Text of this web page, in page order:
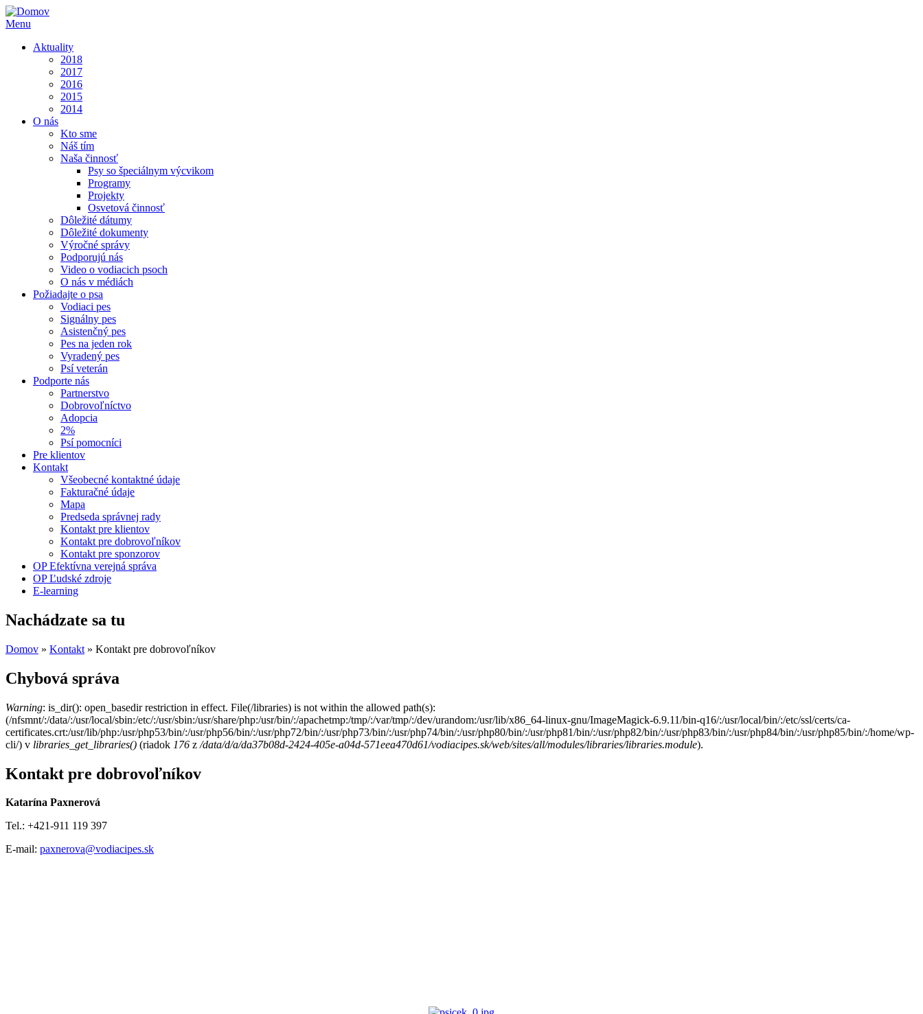
Menu
Aktuality
2018
2017
2016
2015
2014
O nás
Kto sme
Náš tím
Naša činnosť
Psy so špeciálnym výcvikom
Programy
Projekty
Osvetová činnosť
Dôležité dátumy
Dôležité dokumenty
Výročné správy
Podporujú nás
Video o vodiacich psoch
O nás v médiách
Požiadajte o psa
Vodiaci pes
Signálny pes
Asistenčný pes
Pes na jeden rok
Vyradený pes
Psí veterán
Podporte nás
Partnerstvo
Dobrovoľníctvo
Adopcia
2%
Psí pomocníci
Pre klientov
Kontakt
Všeobecné kontaktné údaje
Fakturačné údaje
Mapa
Predseda správnej rady
Kontakt pre klientov
Kontakt pre dobrovoľníkov
Kontakt pre sponzorov
OP Efektívna verejná správa
OP Ľudské zdroje
E-learning
Nachádzate sa tu
Domov » Kontakt » Kontakt pre dobrovoľníkov
Chybová správa
Warning: is_dir(): open_basedir restriction in effect. File(/libraries) is not within the allowed path(s):
(/nfsmnt/:/data/:/usr/local/sbin:/etc/:/usr/sbin:/usr/share/php:/usr/bin/:/apachetmp:/tmp/:/var/tmp/:/dev/urandom:/usr/lib/x86_64-linux-gnu/ImageMagick-6.9.11/bin-q16/:/usr/local/bin/:/etc/ssl/certs/ca-
certificates.crt:/usr/lib/php:/usr/php53/bin/:/usr/php56/bin/:/usr/php72/bin/:/usr/php73/bin/:/usr/php74/bin/:/usr/php80/bin/:/usr/php81/bin/:/usr/php82/bin/:/usr/php83/bin/:/usr/php84/bin/:/usr/php85/bin/:/home/wp-
cli/) v libraries_get_libraries() (riadok 176 z /data/d/a/da37b08d-2424-405e-a04d-571eea470d61/vodiacipes.sk/web/sites/all/modules/libraries/libraries.module).
Kontakt pre dobrovoľníkov
Katarína Paxnerová
Tel.: +421-911 119 397
E-mail: paxnerova@vodiacipes.sk